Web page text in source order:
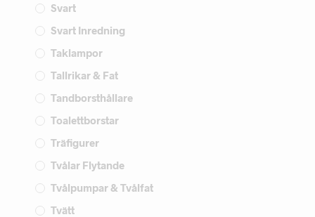
Svart
Svart Inredning
Taklampor
Tallrikar & Fat
Tandborsthållare
Toalettborstar
Träfigurer
Tvålar Flytande
Tvålpumpar & Tvålfat
Tvätt